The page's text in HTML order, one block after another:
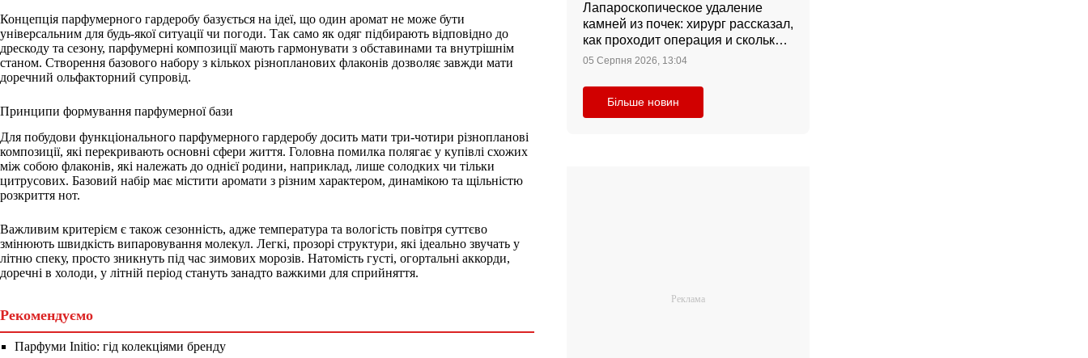
Концепція парфумерного гардеробу базується на ідеї, що один аромат не може бути
універсальним для будь-якої ситуації чи погоди. Так само як одяг підбирають відповідно до
дрескоду та сезону, парфумерні композиції мають гармонувати з обставинами та внутрішнім
станом. Створення базового набору з кількох різнопланових флаконів дозволяє завжди мати
доречний ольфакторний супровід.
Принципи формування парфумерної бази
Для побудови функціонального парфумерного гардеробу досить мати три-чотири різнопланові
композиції, які перекривають основні сфери життя. Головна помилка полягає у купівлі схожих
між собою флаконів, які належать до однієї родини, наприклад, лише солодких чи тільки
цитрусових. Базовий набір має містити аромати з різним характером, динамікою та щільністю
розкриття нот.
Важливим критерієм є також сезонність, адже температура та вологість повітря суттєво
змінюють швидкість випаровування молекул. Легкі, прозорі структури, які ідеально звучать у
літню спеку, просто зникнуть під час зимових морозів. Натомість густі, огортальні аккорди,
доречні в холоди, у літній період стануть занадто важкими для сприйняття.
Рекомендуємо
Парфуми Initio: гід колекціями бренду
Лапароскопическое удаление
камней из почек: хирург рассказал,
как проходит операция и сколько
она стоит
05 Серпня 2026, 13:04
Більше новин